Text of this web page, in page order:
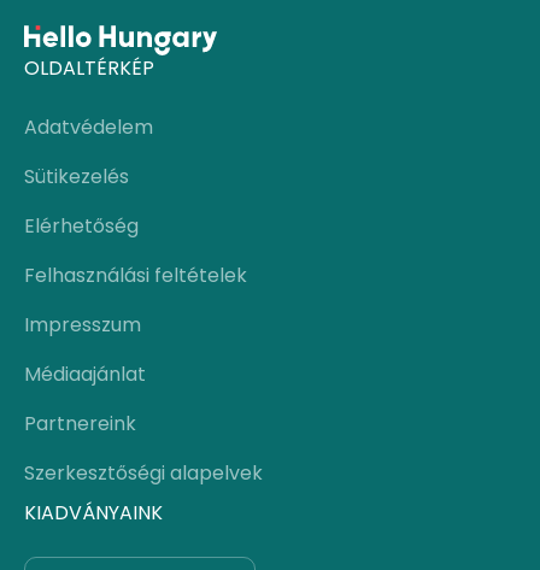
OLDALTÉRKÉP
Adatvédelem
Sütikezelés
Elérhetőség
Felhasználási feltételek
Impresszum
Médiaajánlat
Partnereink
Szerkesztőségi alapelvek
KIADVÁNYAINK